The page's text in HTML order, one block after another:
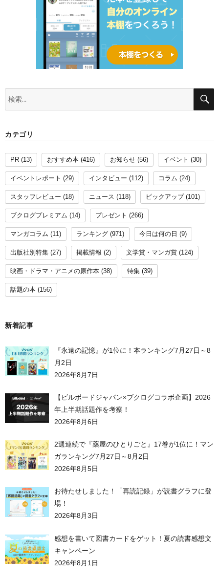
カテゴリ
PR (13) おすすめ本 (416) お知らせ (56) イベント (30)
イベントレポート (29) インタビュー (112) コラム (24)
スタッフレビュー (18) ニュース (118) ピックアップ (101)
ブクログプレミアム (14) プレゼント (266)
マンガコラム (11) ランキング (971) 今日は何の日 (9)
出版社別特集 (27) 掲載情報 (2) 文学賞・マンガ賞 (124)
映画・ドラマ・アニメの原作本 (38) 特集 (39)
話題の本 (156)
新着記事
『永遠の記憶』が1位に！本ランキング7月27日～8
月2日
2026年8月7日
【ビルボードジャパン×ブクログコラボ企画】2026
年上半期話題作を考察！
2026年8月6日
2週連続で『薬屋のひとりごと』17巻が1位に！マン
ガランキング7月27日～8月2日
2026年8月5日
お待たせしました！「再読記録」が読書グラフに登
場！
2026年8月3日
感想を書いて図書カードをゲット！夏の読書感想文
キャンペーン
2026年8月1日